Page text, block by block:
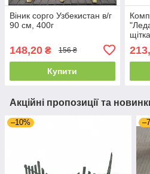
Віник сорго Узбекистан в/г
90 см, 400г
148,20 ₴ 156 ₴
Купити
Акційні пропозиції та
–10%